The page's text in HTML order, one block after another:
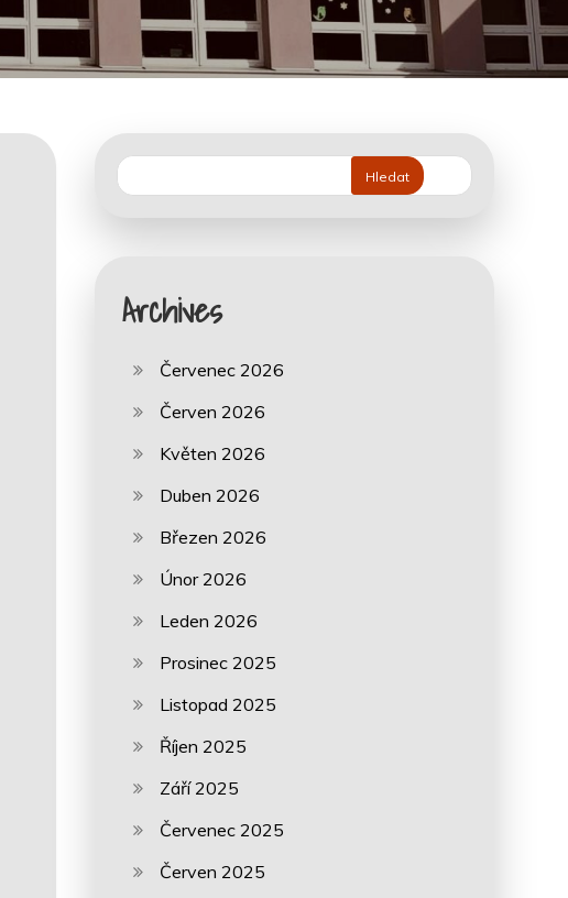
Hledat
Archives
Červenec 2026
Červen 2026
Květen 2026
Duben 2026
Březen 2026
Únor 2026
Leden 2026
Prosinec 2025
Listopad 2025
Říjen 2025
Září 2025
Červenec 2025
Červen 2025